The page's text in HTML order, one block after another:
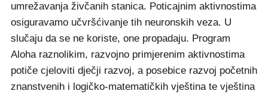
umrežavanja živčanih stanica. Poticajnim aktivnostima
osiguravamo učvršćivanje tih neuronskih veza. U
slučaju da se ne koriste, one propadaju. Program
Aloha raznolikim, razvojno primjerenim aktivnostima
potiče cjeloviti dječji razvoj, a posebice razvoj početnih
znanstvenih i logičko-matematičkih vještina te vještina